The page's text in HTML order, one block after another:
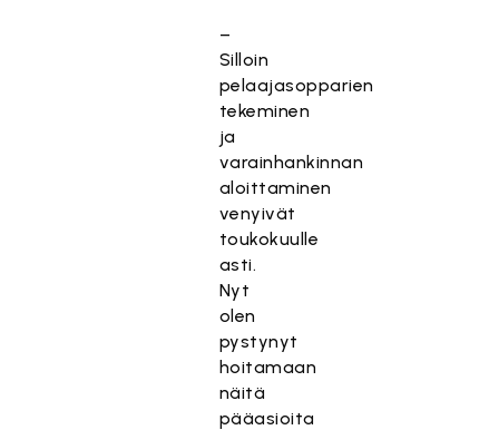
–
Silloin
pelaajasopparien
tekeminen
ja
varainhankinnan
aloittaminen
venyivät
toukokuulle
asti.
Nyt
olen
pystynyt
hoitamaan
näitä
pääasioita